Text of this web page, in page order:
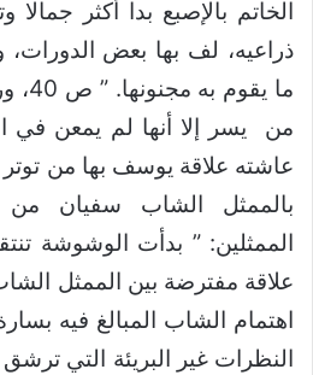
الخاتم بالإصبع بدا أكثر
ذراعيه، لف بها بعض
ما
من يسر إلا أنها لم يمعن في
عاشته علاقة يوسف بها من
بالممثل الشاب سفيان
الممثلين: ” بدأت الوشوشة
علاقة مفترضة بين الممثل
اهتمام الشاب المبالغ فيه
النظرات غير البريئة التي